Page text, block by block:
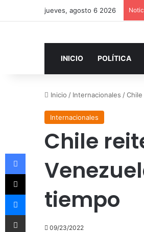
jueves, agosto 6 2026
INICIO POLÍTICA
Inicio / Internacionales /
Internacionales
Chile
tiempo
09/23/2022
Facebook
X
Messenger
Compartir por correo electrónico